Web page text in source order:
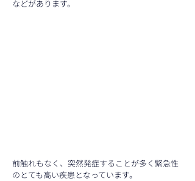
などがあります。
前触れもなく、突然発症することが多く緊急性
のとても高い疾患となっています。